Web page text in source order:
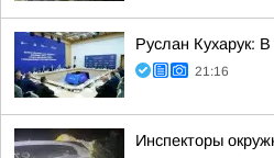
Руслан Кухарук:
21:16
Инспекторы